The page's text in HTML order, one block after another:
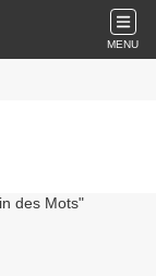
MENU